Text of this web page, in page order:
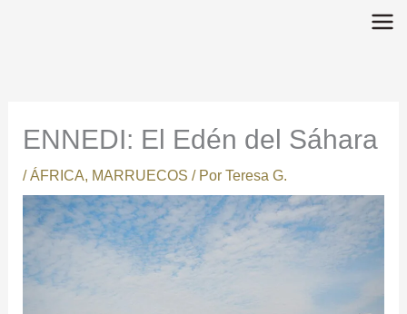
ENNEDI: El Edén del Sáhara
/ÁFRICA, MARRUECOS / Por Teresa G.